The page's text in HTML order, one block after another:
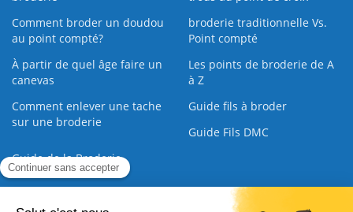
Comment broder un doudou
au point compté?
broderie traditionnelle Vs.
Point compté
À partir de quel âge faire un
canevas
Les points de broderie de A
à Z
Comment enlever une tache
sur une broderie
Guide fils à broder
Guide Fils DMC
Guide de la Broderie